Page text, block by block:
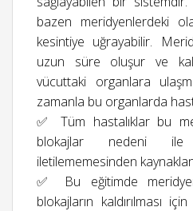
bazen meridyenlerdeki
kesintiye uğrayabilir.
uzun süre oluşur ve
vücuttaki organlara
zamanla bu organlarda
✅ Tüm hastalıklar bu
blokajlar nedeni ile
iletilememesinden
✅ Bu eğitimde
blokajların kaldırılması